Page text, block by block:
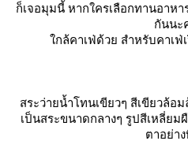
ก็เจอมุมนี้ หากใครเลือกทานอาห
กันนะ
กล้คาเฟ่ด้วย สำหรับคาเฟ่
สระว่ายน้ำโทนเขียวๆ สีเขียวล้อ
เป็นสระขนาดกลางๆ รูปสีเหลี่ย
ตาอย่า